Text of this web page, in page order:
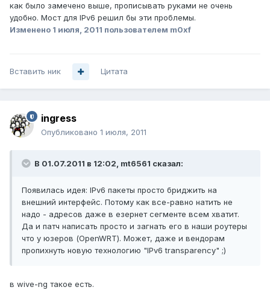
как было замечено выше, прописывать руками не очень
удобно. Мост для IPv6 решил бы эти проблемы.
Изменено 1 июля, 2011 пользователем m0xf
Вставить ник Цитата
ingress
Опубликовано 1 июля, 2011
В 01.07.2011 в 12:02, mt6561 сказал:
Появилась идея: IPv6 пакеты просто бриджить на
внешний интерфейс. Потому как все-равно натить не
надо - адресов даже в езернет сегменте всем хватит.
Да и патч написать просто и загнать его в наши роутеры
что у юзеров (OpenWRT). Может, даже и вендорам
пропихнуть новую технологию "IPv6 transparency" ;)
в wive-ng такое есть.